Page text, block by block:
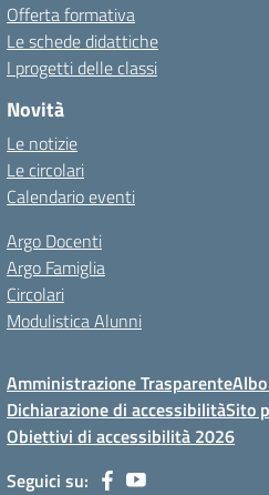
Offerta formativa
Le schede didattiche
I progetti delle classi
Novità
Le notizie
Le circolari
Calendario eventi
Argo Docenti
Argo Famiglia
Circolari
Modulistica Alunni
Amministrazione Trasparente
Dichiarazione di accessibilitàSito
Obiettivi di accessibilità 2026
Seguici su: